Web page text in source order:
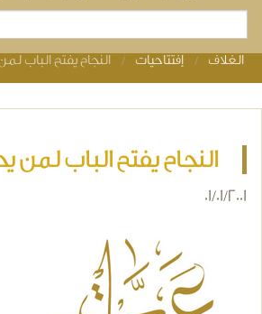
You are here
الغلاف إفتتاحيات النجاح يفتح الباب
النجاح يفتح الباب لمن
01/01/2001